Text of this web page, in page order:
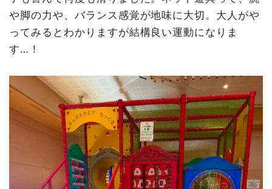
や脚の力や、バランス感覚が地味に大切。大人がや
ってみるとわかりますが結構良い運動になりま
す…！